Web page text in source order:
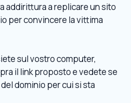
addirittura a replicare un sito
per convincere la vittima
sul vostro computer,
il link proposto e vedete se
dominio per cui si sta